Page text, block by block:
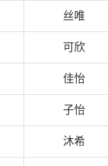
丝唯
可欣
佳怡
子怡
沐希